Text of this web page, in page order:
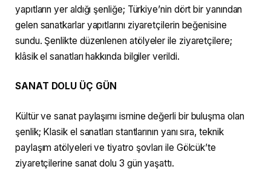
yapıtların yer aldığı şenliğe; Türkiye’nin dört bir yanından
gelen sanatkarlar yapıtlarını ziyaretçilerin beğenisine
sundu. Şenlikte düzenlenen atölyeler ile ziyaretçilere;
klâsik el sanatları hakkında bilgiler verildi.
SANAT DOLU ÜÇ GÜN
Kültür ve sanat paylaşımı ismine değerli bir buluşma olan
şenlik; Klasik el sanatları stantlarının yanı sıra, teknik
paylaşım atölyeleri ve tiyatro şovları ile Gölcük’te
ziyaretçilerine sanat dolu 3 gün yaşattı.